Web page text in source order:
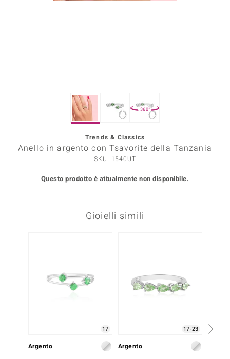
360°
Trends & Classics
Anello in argento con Tsavorite della Tanzania
SKU: 1540UT
Questo prodotto è attualmente non disponibile.
Gioielli simili
17
Argento
17-23
Argento